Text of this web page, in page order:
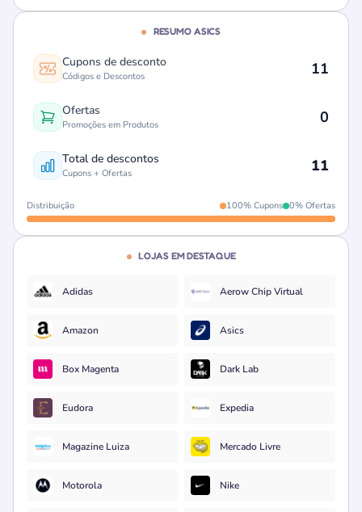
RESUMO ASICS
Cupons de desconto
Códigos e Descontos 11
Ofertas
Promoções em Produtos 0
Total de descontos
Cupons + Ofertas 11
Distribuição 100% Cupons 0% Ofertas
LOJAS EM DESTAQUE
Adidas Aerow Chip Virtual
Amazon Asics
Box Magenta Dark Lab
Eudora Expedia
Magazine Luiza Mercado Livre
Motorola Nike